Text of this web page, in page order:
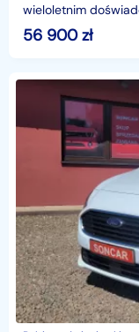
wieloletnim
miesięcznej
56 900zł